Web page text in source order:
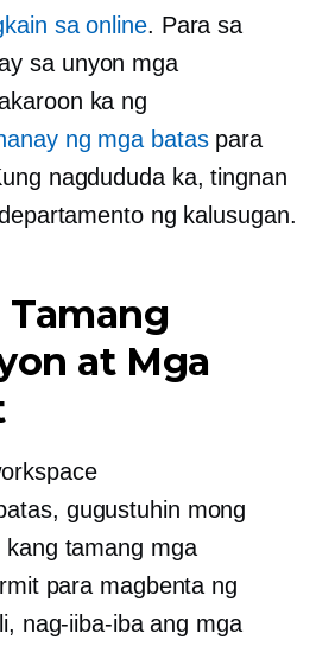
sa online. Para sa
sa unyon mga
ka ng
ng mga bataspara
nagdududa ka, tingnan
ng kalusugan.
at Mga
gugustuhin mong
tamang mga
para magbenta ng
nag-iiba-iba ang mga